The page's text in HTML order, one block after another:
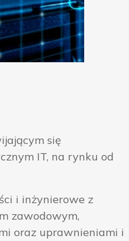
się
IT, na rynku od
i inżynierowe z
zawodowym,
oraz uprawnieniami i